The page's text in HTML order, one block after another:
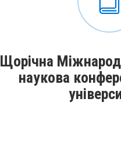
Щорічна
наукова